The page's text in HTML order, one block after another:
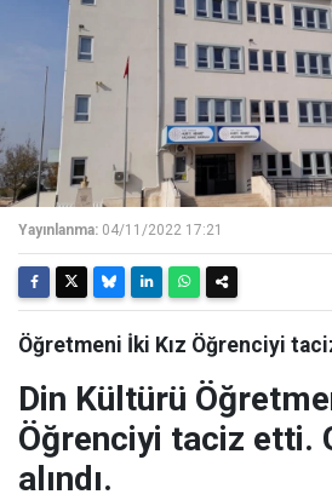
Yayınlanma: 04/11/2022 17:21
Öğretmeni İki Kız Öğrenciyi
Din Kültürü
Öğrenciyi taciz etti.
alındı.